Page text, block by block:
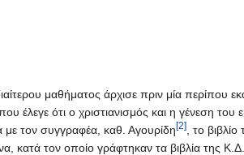
μαθήματος άρχισε πριν μία περίπου
που έλεγε ότι ο χριστιανισμός και η γένεση του
με τον συγγραφέα, καθ. Αγουρίδη[2] , το βιβλίο
κατά τον οποίο γράφτηκαν τα βιβλία της